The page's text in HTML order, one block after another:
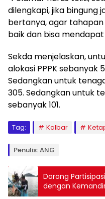
dilengkapi, jika bingung
bertanya, agar tahapan
baik dan bisa
Sekda menjelaskan,
alokasi PPPK sebanyak
Sedangkan untuk
305. Sedangkan untuk
sebanyak 101.
Tag: Kalbar
Penulis: ANG
Dorong
dengan
Kesejahteraan